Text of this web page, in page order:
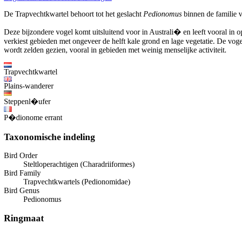
De Trapvechtkwartel behoort tot het geslacht Pedionomus binnen de familie
Deze bijzondere vogel komt uitsluitend voor in Australi� en leeft vooral in
verkiest gebieden met ongeveer de helft kale grond en lage vegetatie. De
wordt zelden gezien, vooral in gebieden met weinig menselijke activiteit.
Trapvechtkwartel
Plains-wanderer
Steppenl�ufer
P�dionome errant
Taxonomische indeling
Bird Order
Steltloperachtigen (Charadriiformes)
Bird Family
Trapvechtkwartels (Pedionomidae)
Bird Genus
Pedionomus
Ringmaat